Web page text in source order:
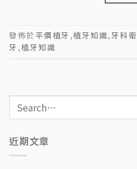
發佈於平價植牙 ,植牙知識,牙科
牙 ,植牙知識
近期文章